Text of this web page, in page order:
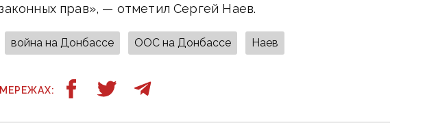
прав», — отметил Сергей Наев.
война на Донбассе ООС на Донбассе Наев